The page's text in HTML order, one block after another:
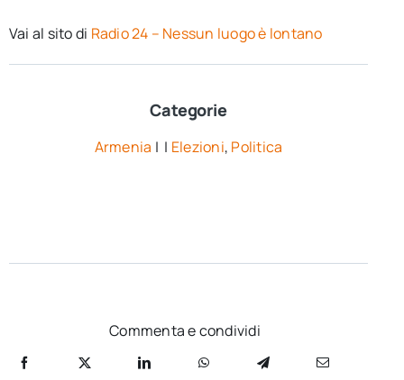
Vai al sito di Radio 24 – Nessun luogo è lontano
Categorie
Armenia | | Elezioni, Politica
Commenta e condividi